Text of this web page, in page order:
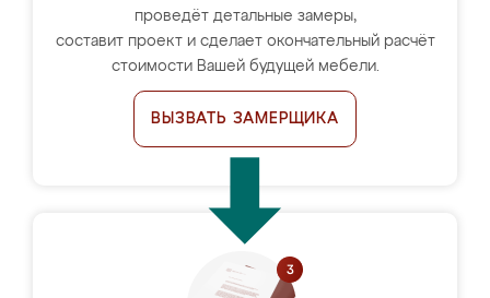
проведёт детальные замеры,
составит проект и сделает окончательный расчёт
стоимости Вашей будущей мебели.
ВЫЗВАТЬ ЗАМЕРЩИКА